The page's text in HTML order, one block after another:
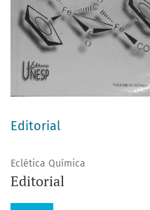
Editorial
Eclética Química
Editorial